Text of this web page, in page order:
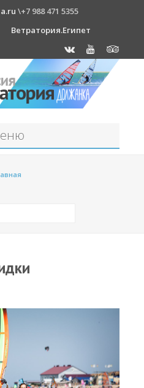
\+7 988 471 5355
Ветратория.Египет
погоды